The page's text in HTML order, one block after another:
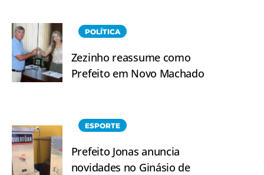
POLÍTICA
Zezinho reassume como
Prefeito em Novo Machado
ESPORTE
Prefeito Jonas anuncia
novidades no Ginásio de